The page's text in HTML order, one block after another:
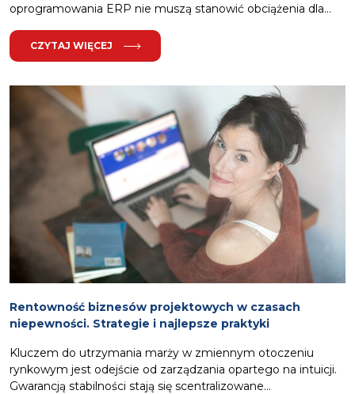
oprogramowania ERP nie muszą stanowić obciążenia dla...
CZYTAJ WIĘCEJ
Rentowność biznesów projektowych w czasach
niepewności. Strategie i najlepsze praktyki
Kluczem do utrzymania marży w zmiennym otoczeniu
rynkowym jest odejście od zarządzania opartego na intuicji.
Gwarancją stabilności stają się scentralizowane...